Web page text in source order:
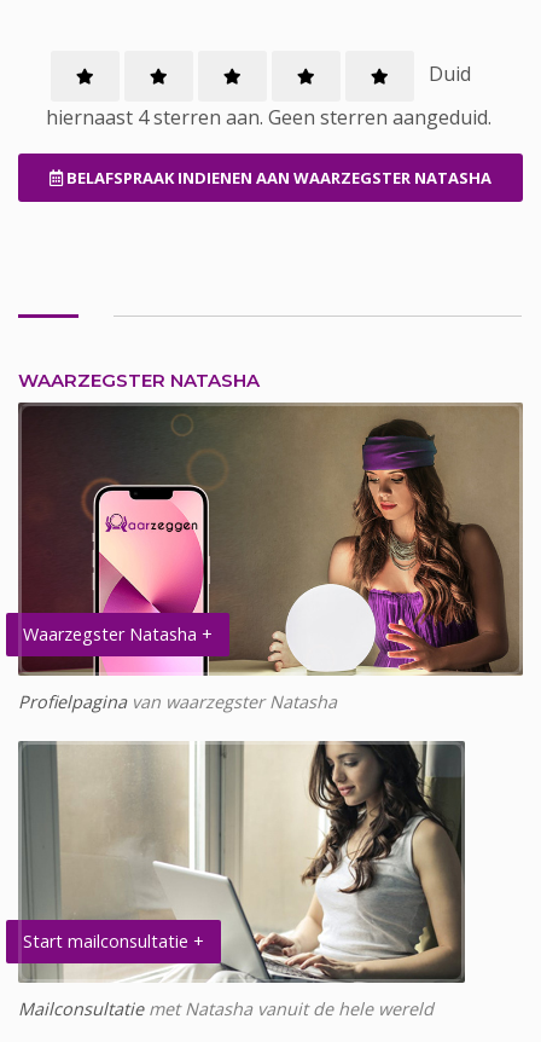
Duid
hiernaast 4 sterren aan. Geen sterren aangeduid.
BELAFSPRAAK INDIENEN AAN WAARZEGSTER NATASHA
WAARZEGSTER NATASHA
Waarzegster Natasha +
Profielpaginavan waarzegster Natasha
Start mailconsultatie +
Mailconsultatiemet Natasha vanuit de hele wereld